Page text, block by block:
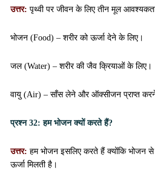
उत्तर: पृथ्वी पर जीवन के लिए तीन मूल
भोजन (Food) – शरीर को ऊर्जा देने के लिए।
जल (Water) – शरीर की जैव क्रियाओं के लिए।
वायु (Air) – साँस लेने और ऑक्सीजन प्राप्त
प्रश्न 32: हम भोजन क्यों करते हैं?
उत्तर: हम भोजन इसलिए करते हैं क्योंकि भोजन
ऊर्जा मिलती है।